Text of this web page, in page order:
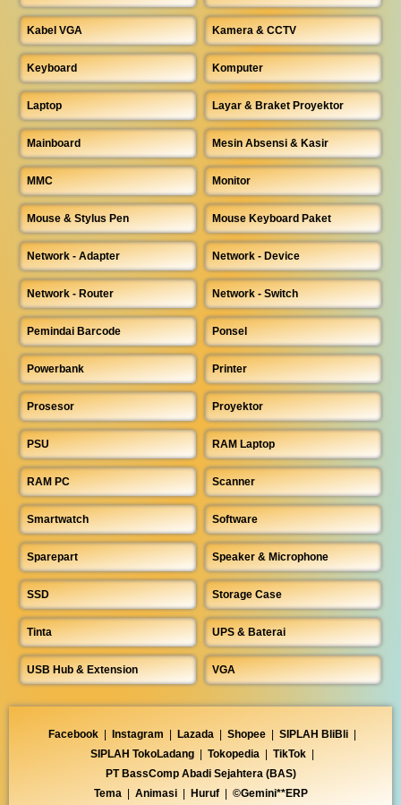
Kabel VGA Kamera & CCTV
Keyboard Komputer
Laptop Layar & Braket Proyektor
Mainboard Mesin Absensi & Kasir
MMC Monitor
Mouse & Stylus Pen Mouse Keyboard Paket
Network - Adapter Network - Device
Network - Router Network - Switch
Pemindai Barcode Ponsel
Powerbank Printer
Prosesor Proyektor
PSU RAM Laptop
RAM PC Scanner
Smartwatch Software
Sparepart Speaker & Microphone
SSD Storage Case
Tinta UPS & Baterai
USB Hub & Extension VGA
Facebook | Instagram | Lazada | Shopee | SIPLAH BliBli |
SIPLAH TokoLadang | Tokopedia | TikTok |
PT BassComp Abadi Sejahtera (BAS)
Tema | Animasi | Huruf | ©Gemini**ERP